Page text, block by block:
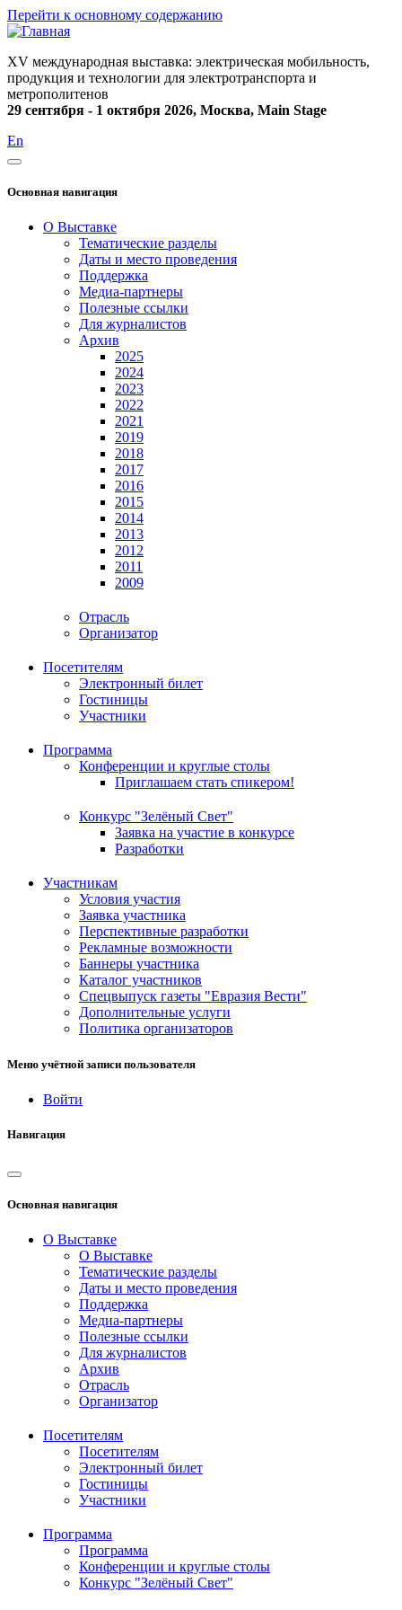
Перейти к основному содержанию
XV международная выставка: электрическая мобильность,
продукция и технологии для электротранспорта и
метрополитенов
29 сентября - 1 октября 2026, Москва, Main Stage
En
Основная навигация
О Выставке
Тематические разделы
Даты и место проведения
Поддержка
Медиа-партнеры
Полезные ссылки
Для журналистов
Архив
2025
2024
2023
2022
2021
2019
2018
2017
2016
2015
2014
2013
2012
2011
2009
Отрасль
Организатор
Посетителям
Электронный билет
Гостиницы
Участники
Программа
Конференции и круглые столы
Приглашаем стать спикером!
Конкурс "Зелёный Свет"
Заявка на участие в конкурсе
Разработки
Участникам
Условия участия
Заявка участника
Перспективные разработки
Рекламные возможности
Баннеры участника
Каталог участников
Спецвыпуск газеты "Евразия Вести"
Дополнительные услуги
Политика организаторов
Меню учётной записи пользователя
Войти
Навигация
Основная навигация
О Выставке
О Выставке
Тематические разделы
Даты и место проведения
Поддержка
Медиа-партнеры
Полезные ссылки
Для журналистов
Архив
Отрасль
Организатор
Посетителям
Посетителям
Электронный билет
Гостиницы
Участники
Программа
Программа
Конференции и круглые столы
Конкурс "Зелёный Свет"